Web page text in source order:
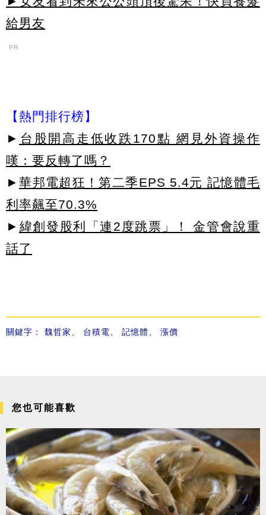
給男友
PR
【熱門排行榜】
► 台股開高走低收跌170點 網見外資操作
嘆：要反轉了嗎？
► 華邦電超狂！第二季EPS 5.4元 記憶體毛
利率飆至70.3%
► 緯創發股利「連2度跳票」！ 金管會說重
話了
關鍵字： 魏哲家 台積電 記憶體 漲價
您也可能喜歡